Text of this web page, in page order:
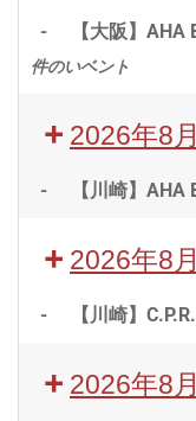
- 【大阪】
件のいベント
2026年8
- 【川崎】
2026年8
- 【川崎】
2026年8